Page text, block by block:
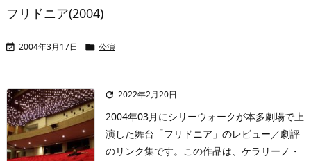
フリドニア(2004)
 2004年3月17日  公演
 2022年2月20日
2004年03月にシリーウォークが本多劇場で上
演した舞台「フリドニア」のレビュー／劇評
のリンク集です。この作品は、ケラリーノ・